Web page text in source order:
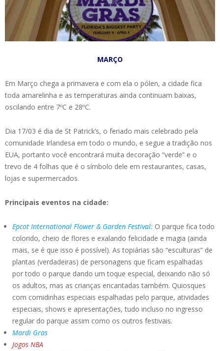
MARÇO
Em Março chega a primavera e com ela o pólen, a cidade fica
toda amarelinha e as temperaturas ainda continuam baixas,
oscilando entre 7ºC e 28ºC.
Dia 17/03 é dia de St Patrick’s, o feriado mais celebrado pela
comunidade Irlandesa em todo o mundo, e segue a tradição nos
EUA, portanto você encontrará muita decoração “verde” e o
trevo de 4 folhas que é o símbolo dele em restaurantes, casas,
lojas e supermercados.
Principais eventos na cidade:
Epcot International Flower & Garden Festival: O parque fica todo
colorido, cheio de flores e exalando felicidade e magia (ainda
mais, se é que isso é possível). As topiárias são “esculturas” de
plantas (verdadeiras) de personagens que ficam espalhadas
por todo o parque dando um toque especial, deixando não só
os adultos, mas as crianças encantadas também. Quiosques
com comidinhas especiais espalhadas pelo parque, atividades
especiais, shows e apresentações, tudo incluso no ingresso
regular do parque assim como os outros festivais.
Mardi Gras
Jogos NBA